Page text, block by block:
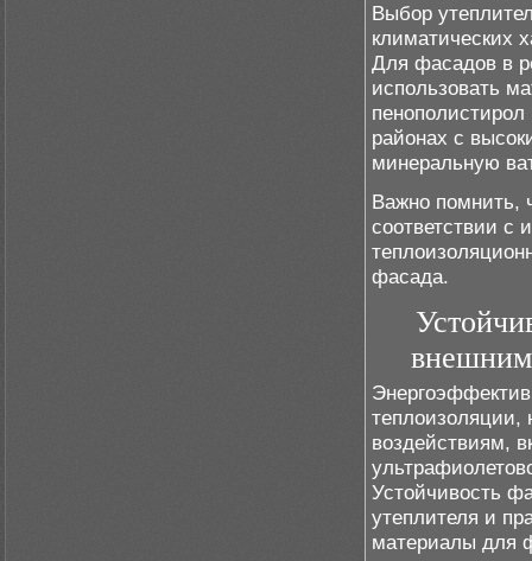
Выбор
климатических
Для фасадов в
использовать
районах с
минеральную
Важно помнить,
соответствии с
фасада.
внешним
теплоизоляции,
воздействиям,
Устойчивость
утеплителя и
материалы для